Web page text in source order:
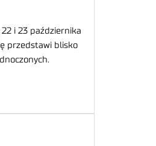
i 23 października
przedstawi blisko